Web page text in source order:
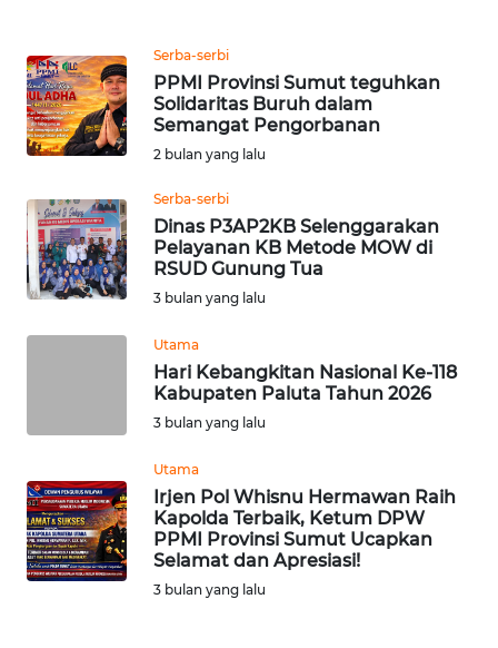
Serba-serbi
PPMI Provinsi Sumut teguhkan
Solidaritas Buruh dalam
Semangat Pengorbanan
2 bulan yang lalu
Serba-serbi
Dinas P3AP2KB Selenggarakan
Pelayanan KB Metode MOW di
RSUD Gunung Tua
3 bulan yang lalu
Utama
Hari Kebangkitan Nasional Ke-118
Kabupaten Paluta Tahun 2026
3 bulan yang lalu
Utama
Irjen Pol Whisnu Hermawan Raih
Kapolda Terbaik, Ketum DPW
PPMI Provinsi Sumut Ucapkan
Selamat dan Apresiasi!
3 bulan yang lalu
WN
KALTIM
WN
GORONTALO
WN
MALUKU
WN
MALUT
WN